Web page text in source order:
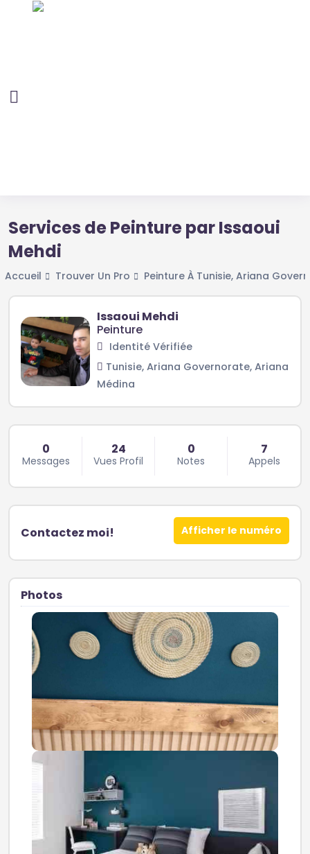
Services de Peinture par Issaoui
Mehdi
Accueil Trouver Un Pro Peinture À Tunisie, Ariana
Issaoui Mehdi
Peinture
Identité Vérifiée
Tunisie, Ariana Governorate, Ariana
Médina
0
Messages
24
Vues Profil
0
Notes
7
Appels
Contactez moi! Afficher le numéro
Photos